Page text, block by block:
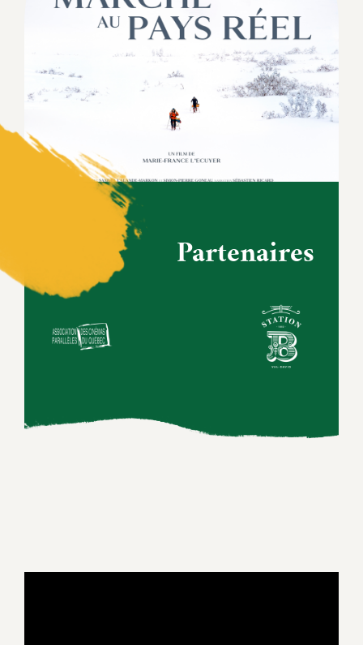
Partenaires